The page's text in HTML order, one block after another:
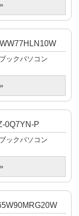
ックパソコン
0Q7YN-P
ックパソコン